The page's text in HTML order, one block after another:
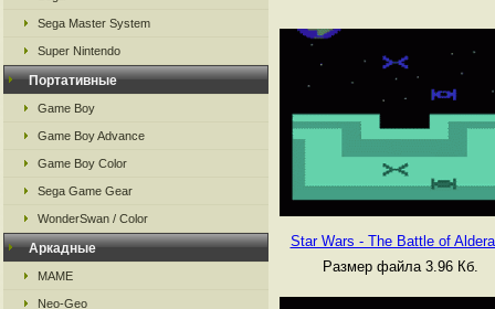
Sega Master System
Super Nintendo
Портативные
Game Boy
Game Boy Advance
Game Boy Color
Sega Game Gear
WonderSwan / Color
Аркадные
MAME
Neo-Geo
Star Wars - The Battle of
Размер файла 3.96 Кб.